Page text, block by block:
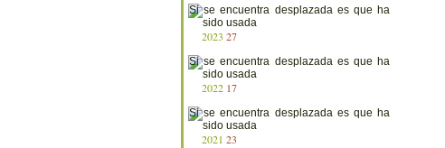
2023 27
2022 17
2021 23